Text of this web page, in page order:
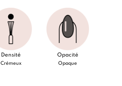
Densité
Crémeux
Opacité
Opaque